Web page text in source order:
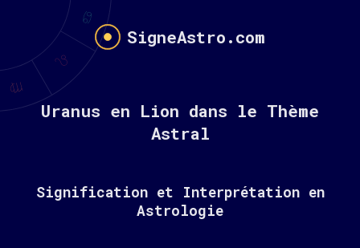
SigneAstro.com
Uranus en Lion dans le Thème
Astral
Signification et Interprétation en
Astrologie